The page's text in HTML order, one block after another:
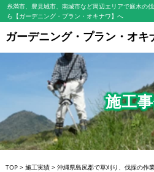
糸満市、豊見城市、南城市など周辺エリアで庭木の
ら【ガーデニング・プラン・オキナワ】へ
ガーデニング・プラン・オキ
施工
TOP> 施工実績> 沖縄県島尻郡で草刈り、伐採の作